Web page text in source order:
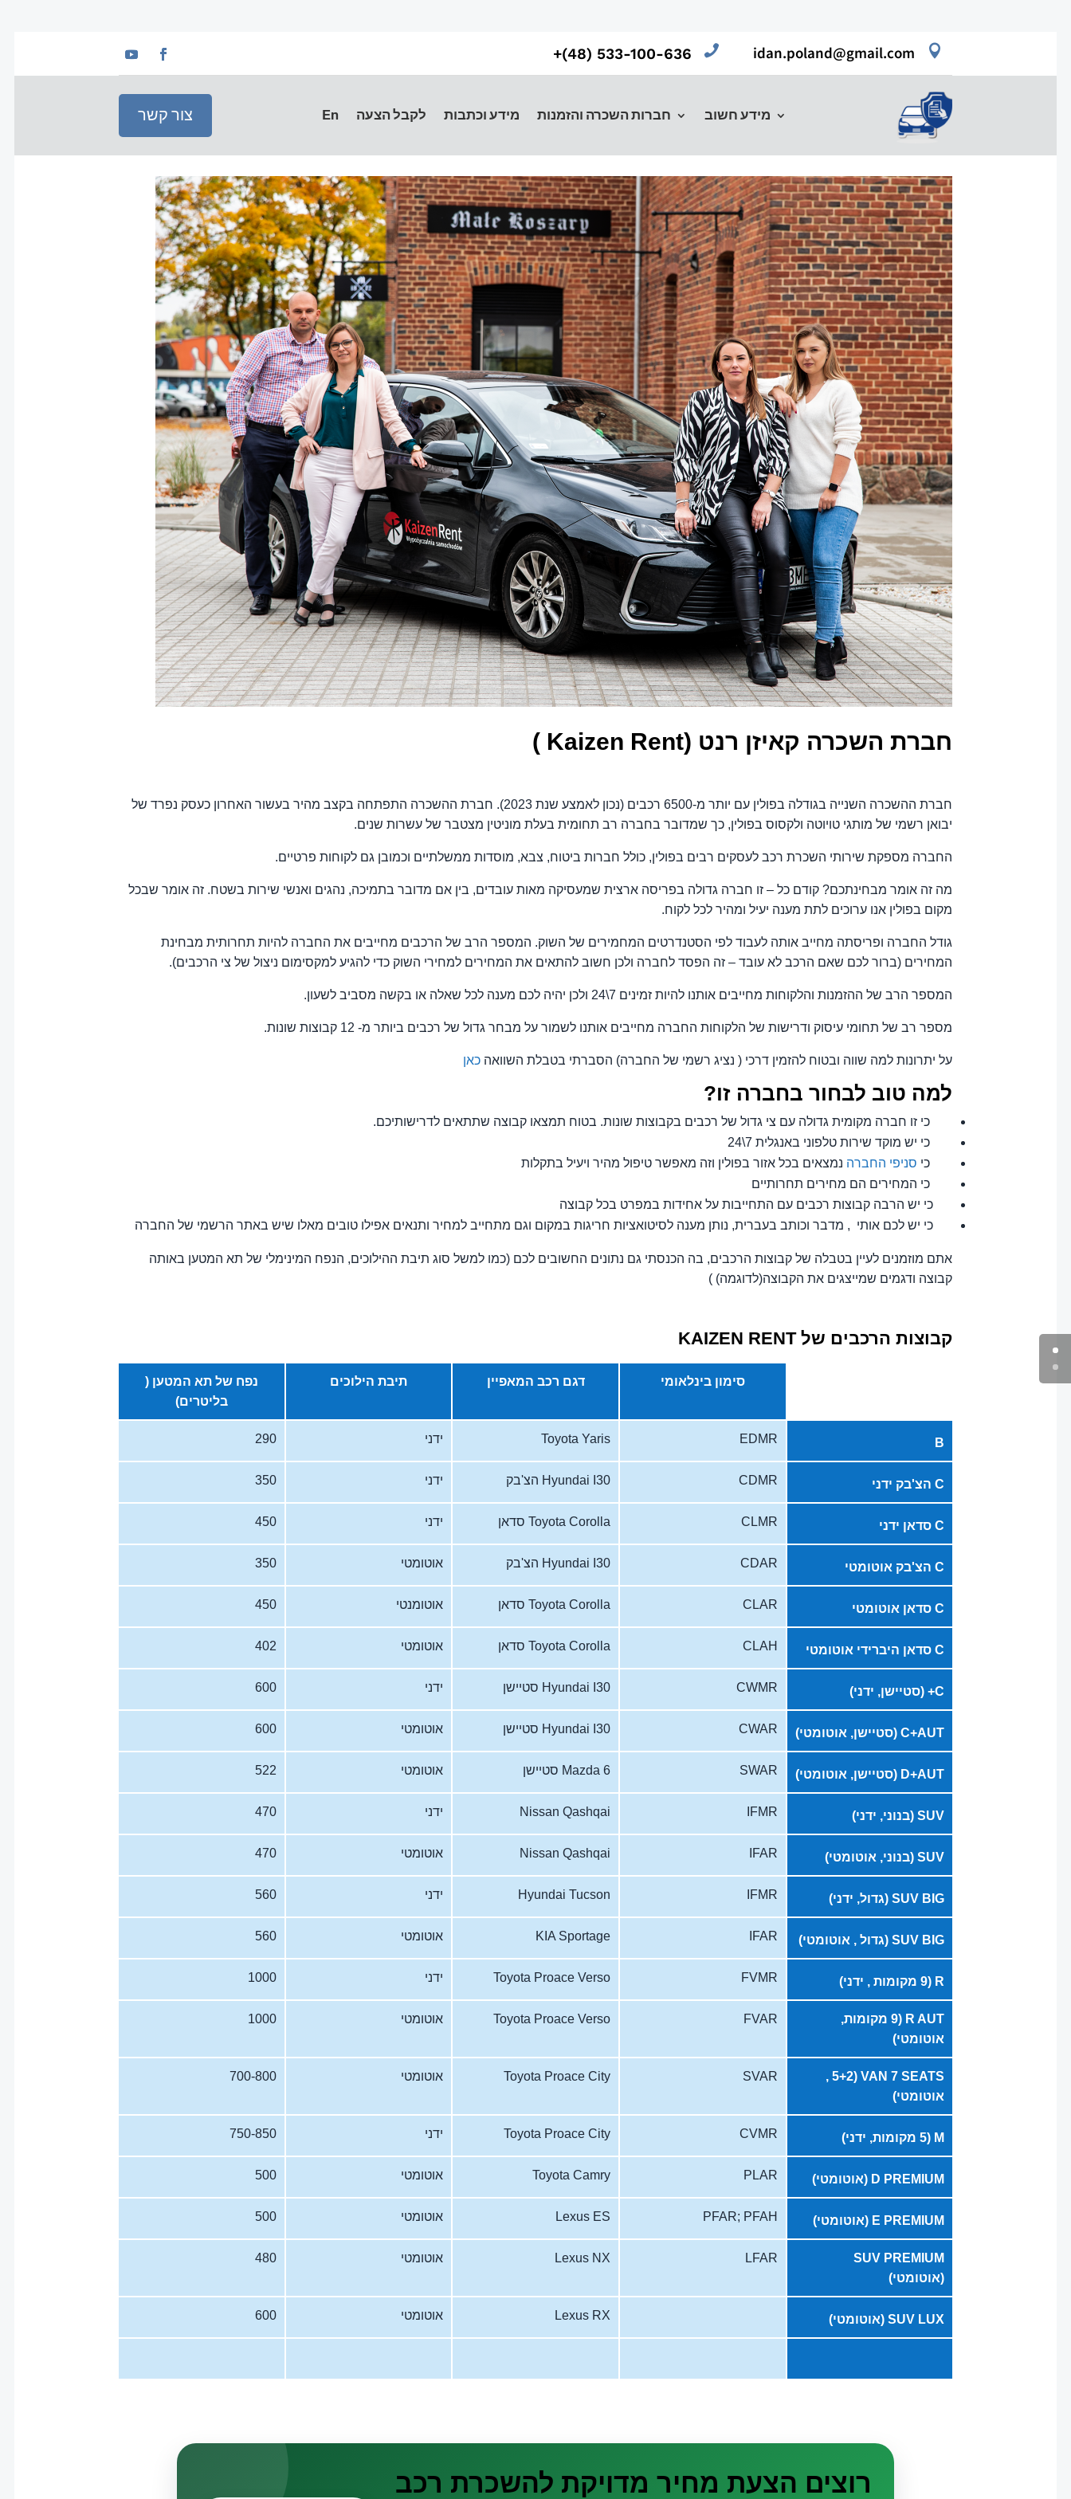

idan.poland@gmail.com

533-100-636 (48)+
מידע חשוב חברות השכרה והזמנות מידע וכתבות לקבל הצעה En צור קשר
חברת השכרה קאיזן רנט (Kaizen Rent )
חברת ההשכרה השנייה בגודלה בפולין עם יותר מ-6500 רכבים (נכון לאמצע שנת 2023). חברת ההשכרה התפתחה בקצב מהיר בעשור האחרון כעסק נפרד של
יבואן רשמי של מותגי טויוטה ולקסוס בפולין, כך שמדובר בחברה רב תחומית בעלת מוניטין מצטבר של עשרות שנים.
החברה מספקת שירותי השכרת רכב לעסקים רבים בפולין, כולל חברות ביטוח, צבא, מוסדות ממשלתיים וכמובן גם לקוחות פרטיים.
מה זה אומר מבחינתכם? קודם כל – זו חברה גדולה בפריסה ארצית שמעסיקה מאות עובדים, בין אם מדובר בתמיכה, נהגים ואנשי שירות בשטח. זה אומר שבכל
מקום בפולין אנו ערוכים לתת מענה יעיל ומהיר לכל לקוח.
גודל החברה ופריסתה מחייב אותה לעבוד לפי הסטנדרטים המחמירים של השוק. המספר הרב של הרכבים מחייבים את החברה להיות תחרותית מבחינת
המחירים (ברור לכם שאם הרכב לא עובד – זה הפסד לחברה ולכן חשוב להתאים את המחירים למחירי השוק כדי להגיע למקסימום ניצול של צי הרכבים).
המספר הרב של ההזמנות והלקוחות מחייבים אותנו להיות זמינים 7\24 ולכן יהיה לכם מענה לכל שאלה או בקשה מסביב לשעון.
מספר רב של תחומי עיסוק ודרישות של הלקוחות החברה מחייבים אותנו לשמור על מבחר גדול של רכבים ביותר מ- 12 קבוצות שונות.
על יתרונות למה שווה ובטוח להזמין דרכי ( נציג רשמי של החברה) הסברתי בטבלת השוואה כאן
למה טוב לבחור בחברה זו?
כי זו חברה מקומית גדולה עם צי גדול של רכבים בקבוצות שונות. בטוח תמצאו קבוצה שתתאים לדרישותיכם.
כי יש מוקד שירות טלפוני באנגלית 7\24
כי סניפי החברה נמצאים בכל אזור בפולין וזה מאפשר טיפול מהיר ויעיל בתקלות
כי המחירים הם מחירים תחרותיים
כי יש הרבה קבוצות רכבים עם התחייבות על אחידות במפרט בכל קבוצה
כי יש לכם אותי , מדבר וכותב בעברית, נותן מענה לסיטואציות חריגות במקום וגם מתחייב למחיר ותנאים אפילו טובים מאלו שיש באתר הרשמי של החברה
אתם מוזמנים לעיין בטבלה של קבוצות הרכבים, בה הכנסתי גם נתונים החשובים לכם (כמו למשל סוג תיבת ההילוכים, הנפח המינימלי של תא המטען באותה
קבוצה ודגמים שמייצגים את הקבוצה(לדוגמה) )
קבוצות הרכבים של KAIZEN RENT
סימון בינלאומי דגם רכב המאפיין תיבת הילוכים
נפח של תא המטען (
בליטרים)
B
EDMR
Toyota Yaris ידני 290
C הצ'בק ידני CDMR Hyundai I30 הצ'בק ידני 350
C סדאן ידני CLMR Toyota Corolla סדאן ידני 450
C הצ'בק אוטומטי CDAR Hyundai I30 הצ'בק אוטומטי 350
C סדאן אוטומטי CLAR Toyota Corolla סדאן אוטומנטי 450
C סדאן היברידי אוטומטי CLAH Toyota Corolla סדאן אוטומטי 402
C+ (סטיישן, ידני) CWMR Hyundai I30 סטיישן ידני 600
C+AUT (סטיישן, אוטומטי) CWAR Hyundai I30 סטיישן אוטומטי 600
D+AUT (סטיישן, אוטומטי) SWAR Mazda 6 סטיישן אוטומטי 522
SUV (בנוני, ידני) IFMR
Nissan Qashqai ידני 470
SUV (בנוני, אוטומטי) IFAR
Nissan Qashqai אוטומטי 470
SUV BIG (גדול, ידני) IFMR
Hyundai Tucson ידני 560
SUV BIG (גדול , אוטומטי) IFAR
KIA Sportage אוטומטי 560
R (9 מקומות , ידני) FVMR
Toyota Proace Verso ידני 1000
R AUT (9 מקומות,
אוטומטי)
FVAR
Toyota Proace Verso אוטומטי 1000
VAN 7 SEATS (5+2 ,
אוטומטי)
SVAR
Toyota Proace City אוטומטי 700-800
M (5 מקומות, ידני) CVMR
Toyota Proace City ידני 750-850
D PREMIUM (אוטומטי) PLAR
Toyota Camry אוטומטי 500
E PREMIUM (אוטומטי) PFAR; PFAH
Lexus ES אוטומטי 500
SUV PREMIUM
(אוטומטי)
LFAR
Lexus NX אוטומטי 480
SUV LUX (אוטומטי) Lexus RX אוטומטי 600
רוצים הצעת מחיר מדויקת להשכרת רכב